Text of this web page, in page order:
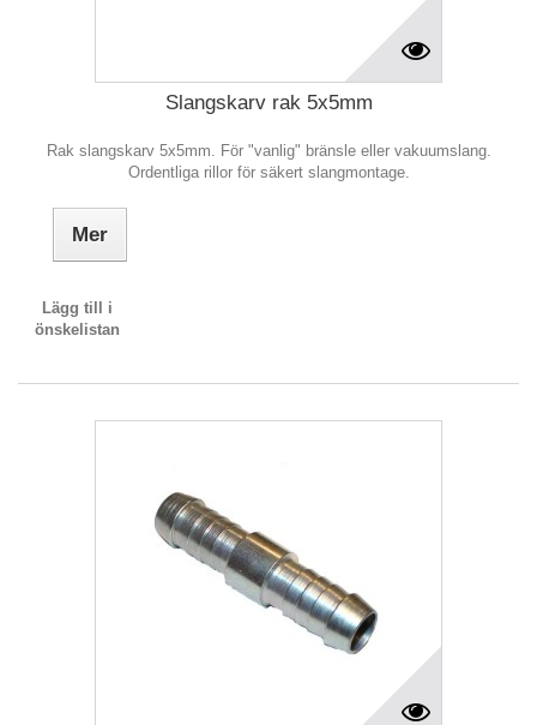
Slangskarv rak 5x5mm
Rak slangskarv 5x5mm. För "vanlig" bränsle eller vakuumslang.
Ordentliga rillor för säkert slangmontage.
Mer
Lägg till i
önskelistan